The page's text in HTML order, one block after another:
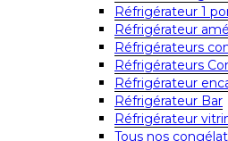
Réfrigérateur 1
Réfrigérateur
Réfrigérateurs
Réfrigérateurs
Réfrigérateur
Réfrigérateur Bar
Réfrigérateur
Tous nos